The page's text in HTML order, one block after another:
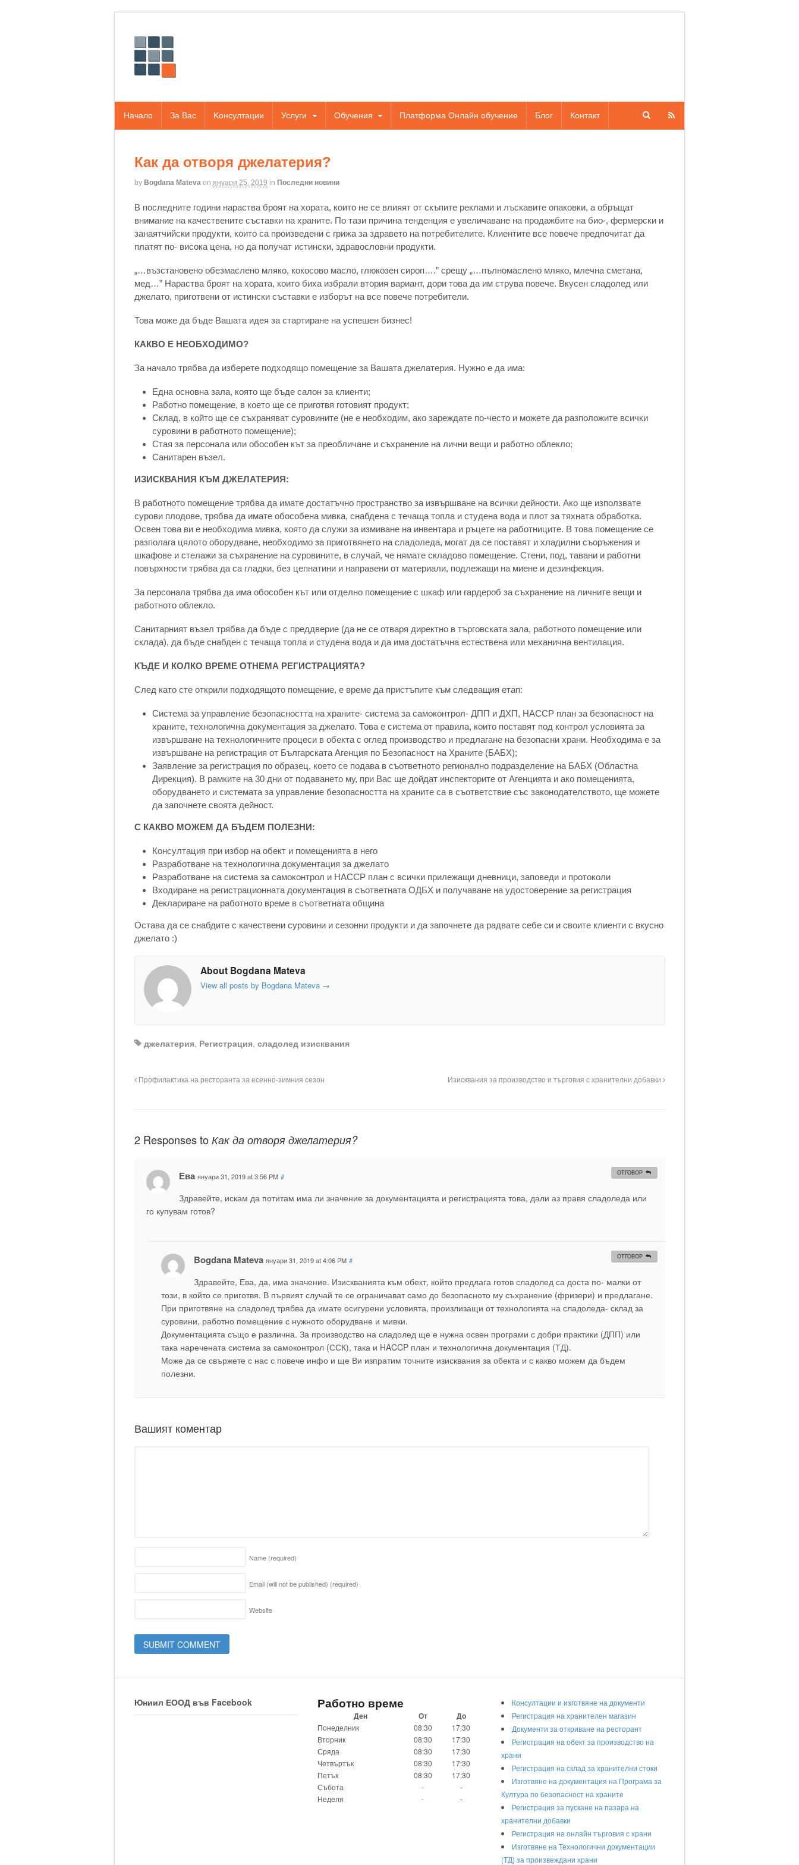
Начало За Вас Kонсултации Услуги Обучения Платформа Онлайн обучение Блог Контакт
Как да отворя джелатерия?
by Bogdana Mateva on януари 25, 2019 in Последни новини
В последните години нараства броят на хората, които не се влияят от скъпите реклами и лъскавите опаковки, а обръщат
внимание на качествените съставки на храните. По тази причина тенденция е увеличаване на продажбите на био-, фермерски и
занаятчийски продукти, които са произведени с грижа за здравето на потребителите. Клиентите все повече предпочитат да
платят по- висока цена, но да получат истински, здравословни продукти.
„…възстановено обезмаслено мляко, кокосово масло, глюкозен сироп….” срещу „…пълномаслено мляко, млечна сметана,
мед…” Нараства броят на хората, които биха избрали втория вариант, дори това да им струва повече. Вкусен сладолед или
джелато, приготвени от истински съставки е изборът на все повече потребители.
Това може да бъде Вашата идея за стартиране на успешен бизнес!
КАКВО Е НЕОБХОДИМО?
За начало трябва да изберете подходящо помещение за Вашата джелатерия. Нужно е да има:
Една основна зала, която ще бъде салон за клиенти;
Работно помещение, в което ще се приготвя готовият продукт;
Склад, в който ще се съхраняват суровините (не е необходим, ако зареждате по-често и можете да разположите всички
суровини в работното помещение);
Стая за персонала или обособен кът за преобличане и съхранение на лични вещи и работно облекло;
Санитарен възел.
ИЗИСКВАНИЯ КЪМ ДЖЕЛАТЕРИЯ:
В работното помещение трябва да имате достатъчно пространство за извършване на всички дейности. Ако ще използвате
сурови плодове, трябва да имате обособена мивка, снабдена с течаща топла и студена вода и плот за тяхната обработка.
Освен това ви е необходима мивка, която да служи за измиване на инвентара и ръцете на работниците. В това помещение се
разполага цялото оборудване, необходимо за приготвянето на сладоледа, могат да се поставят и хладилни съоръжения и
шкафове и стелажи за съхранение на суровините, в случай, че нямате складово помещение. Стени, под, тавани и работни
повърхности трябва да са гладки, без цепнатини и направени от материали, подлежащи на миене и дезинфекция.
За персонала трябва да има обособен кът или отделно помещение с шкаф или гардероб за съхранение на личните вещи и
работното облекло.
Санитарният възел трябва да бъде с преддверие (да не се отваря директно в търговската зала, работното помещение или
склада), да бъде снабден с течаща топла и студена вода и да има достатъчна естествена или механична вентилация.
КЪДЕ И КОЛКО ВРЕМЕ ОТНЕМА РЕГИСТРАЦИЯТА?
След като сте открили подходящото помещение, е време да пристъпите към следващия етап:
Система за управление безопасността на храните- система за самоконтрол- ДПП и ДХП, НАССР план за безопасност на
храните, технологична документация за джелато. Това е система от правила, които поставят под контрол условията за
извършване на технологичните процеси в обекта с оглед производство и предлагане на безопасни храни. Необходима е за
извършване на регистрация от Българската Агенция по Безопасност на Храните (БАБХ);
Заявление за регистрация по образец, което се подава в съответното регионално подразделение на БАБХ (Областна
Дирекция). В рамките на 30 дни от подаването му, при Вас ще дойдат инспекторите от Агенцията и ако помещенията,
оборудването и системата за управление безопасността на храните са в съответствие със законодателството, ще можете
да започнете своята дейност.
С КАКВО МОЖЕМ ДА БЪДЕМ ПОЛЕЗНИ:
Консултация при избор на обект и помещенията в него
Разработване на технологична документация за джелато
Разработване на система за самоконтрол и HACCP план с всички прилежащи дневници, заповеди и протоколи
Входиране на регистрационната документация в съответната ОДБХ и получаване на удостоверение за регистрация
Деклариране на работното време в съответната община
Остава да се снабдите с качествени суровини и сезонни продукти и да започнете да радвате себе си и своите клиенти с вкусно
джелато :)
About Bogdana Mateva
View all posts by Bogdana Mateva →
джелатерия, Регистрация, сладолед изисквания
Профилактика на ресторанта за есенно-зимния сезон Изисквания за производство и търговия с хранителни добавки
2 Responses to Как да отворя джелатерия?
Ева януари 31, 2019 at 3:56 PM #
Здравейте, искам да потитам има ли значение за документацията и регистрацията това, дали аз правя сладоледа или
го купувам готов?
ОТГОВОР
Bogdana Mateva януари 31, 2019 at 4:06 PM #
Здравейте, Ева, да, има значение. Изискванията към обект, който предлага готов сладолед са доста по- малки от
този, в който се приготвя. В първият случай те се ограничават само до безопасното му съхранение (фризери) и предлагане.
При приготвяне на сладолед трябва да имате осигурени условията, произлизащи от технологията на сладоледа- склад за
суровини, работно помещение с нужното оборудване и мивки.
Документацията също е различна. За производство на сладолед ще е нужна освен програми с добри практики (ДПП) или
така наречената система за самоконтрол (ССК), така и HACCP план и технологична документация (ТД).
Може да се свържете с нас с повече инфо и ще Ви изпратим точните изисквания за обекта и с какво можем да бъдем
полезни.
ОТГОВОР
Вашият коментар
Name (required)
Email (will not be published) (required)
Website
Юниил ЕООД във Facebook Работно време
Ден От До
Понеделник 08:30
17:30
Вторник
08:30
17:30
Сряда
08:30
17:30
Четвъртък
08:30
17:30
Петък
08:30
17:30
Събота
-
-
Неделя
- -
Консултации и изготвяне на документи
Регистрация на хранителен магазин
Документи за откриване на ресторант
Регистрация на обект за производство на
храни
Регистрация на склад за хранителни стоки
Изготвяне на документация на Програма за
Култура по безопасност на храните
Регистрaция за пускане на пазара на
хранителни добавки
Регистрация на онлайн търговия с храни
Изготвяне на Технологични документации
(ТД) за произвеждани храни